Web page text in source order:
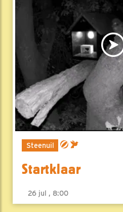
Steenuil
Startklaar
26 jul , 8:00